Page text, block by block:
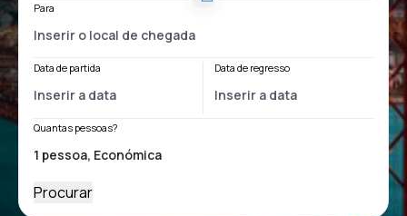
Para
Data de partida Data de regresso
Quantas pessoas?
Procurar